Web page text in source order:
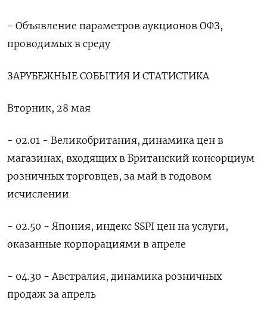
- Объявление параметров аукционов ОФЗ,
проводимых в среду
ЗАРУБЕЖНЫЕ СОБЫТИЯ И СТАТИСТИКА
Вторник, 28 мая
- 02.01 - Великобритания, динамика цен в
магазинах, входящих в Британский консорциум
розничных торговцев, за май в годовом
исчислении
- 02.50 - Япония, индекс SSPI цен на услуги,
оказанные корпорациями в апреле
- 04.30 - Австралия, динамика розничных
продаж за апрель